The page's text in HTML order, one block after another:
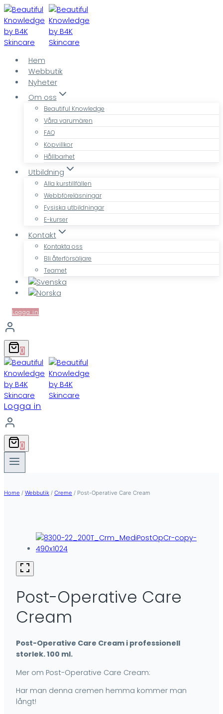
Skip
to
content
Hem
Webbutik
Nyheter
Om oss
Beautiful Knowledge
Våra varumären
FAQ
Köpvillkor
Hållbarhet
Utbildning
Alla kurstillfällen
Webbföreläsningar
Fysiska utbildningar
E-kurser
Kontakt
Kontakta oss
Bli återförsäljare
Teamet
Logga in
0
Logga in
0
Home / Webbutik / Creme / Post-Operative Care Cream
Post-Operative Care
Cream
Post-Operative Care Cream i professionell
storlek. 100 ml.
Mer om Post-Operative Care Cream:
Har man denna cremen hemma kommer man
långt!